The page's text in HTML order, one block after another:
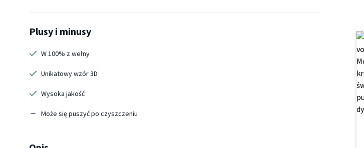
Plusy i minusy
W 100% z wełny
Unikatowy wzór 3D
Wysoka jakość
Może się puszyć po czyszczeniu